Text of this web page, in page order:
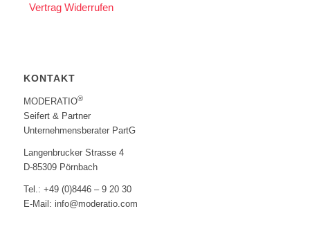
Vertrag Widerrufen
KONTAKT
MODERATIO®
Seifert & Partner
Unternehmensberater PartG
Langenbrucker Strasse 4
D-85309 Pörnbach
Tel.: +49 (0)8446 – 9 20 30
E-Mail: info@moderatio.com